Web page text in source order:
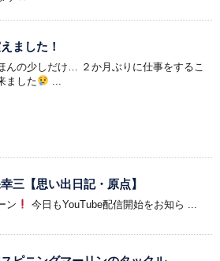
ました！
んの少しだけ… ２か月ぶりに仕事をするこ
ました
三【思い出日記・原点】
ン 今日もYouTube配信開始をお知ら ...